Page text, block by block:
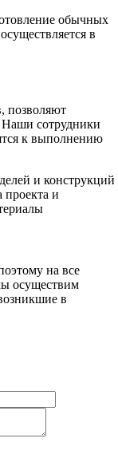
обычных
в
позволяют
сотрудники
к выполнению
и конструкций
проекта и
на все
осуществим
в